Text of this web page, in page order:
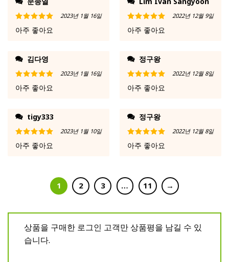
5 중에서5
로 평가됨
2023년 1월 16일
아주 좋아요
김다영
5 중에서5
로 평가됨
2023년 1월 16일
아주 좋아요
tigy333
5 중에서5
로 평가됨
2023년 1월 10일
아주 좋아요
5 중에서5
로 평가됨
2022년 12월 9일
아주 좋아요
정구왕
5 중에서5
로 평가됨
2022년 12월 8일
아주 좋아요
정구왕
5 중에서5
로 평가됨
2022년 12월 8일
아주 좋아요
1 2 3 … 11 →
상품을 구매한 로그인 고객만 상품평을 남길 수 있
습니다.